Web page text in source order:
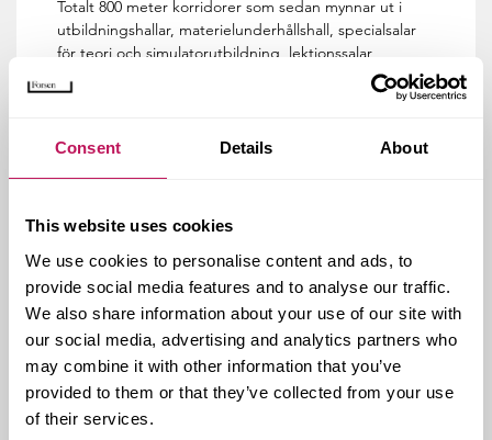
Consent Details About
This website uses cookies
We use cookies to personalise content and ads, to
provide social media features and to analyse our traffic.
We also share information about your use of our site with
our social media, advertising and analytics partners who
may combine it with other information that you’ve
provided to them or that they’ve collected from your use
of their services.
Totalt 800 meter korridorer som sedan mynnar ut i
utbildningshallar, materielunderhållshall, specialsalar
för teori och simulatorutbildning, lektionssalar,
teknikutrymmen. Projektet innefattar även rangerytor,
Och antalet installationer står ut, både under och
ovan mark. När byggnaden är klar kommer den
av 7,6 kilometer rör, berättar Tobias Wijk.
Forsens uppdrag är beräknat till 16 miljoner och
innefattar fyra personer från Forsen och tre
underkonsulter.
– Att Forsen har ett kontor i Halmstad var givetvis en
stor fördel i upphandlingen men även vårt sätt att
driva projekt. Vi har ett bra arbetssätt och en väl